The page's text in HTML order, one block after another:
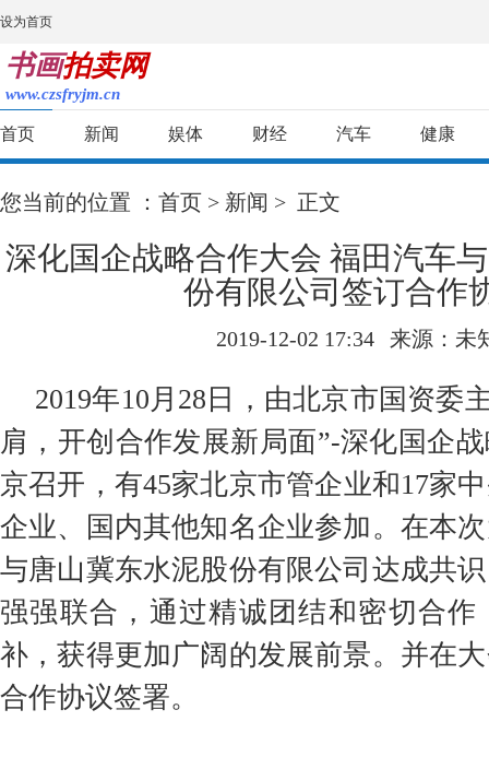
设为首页
书画拍卖网
www.czsfryjm.cn
首页 新闻 娱体 财经 汽车 健康
您当前的位置 ： 首页 > 新闻 > 正文
深化国企战略合作大会 福田汽车
份有限公司签订合作
2019-12-02 17:34 来源：未
2019年10月28日，由北京市国资委
肩，开创合作发展新局面”-深化国企
京召开，有45家北京市管企业和17家
企业、国内其他知名企业参加。在本
与唐山冀东水泥股份有限公司达成共
强强联合，通过精诚团结和密切合作
补，获得更加广阔的发展前景。并在
合作协议签署。